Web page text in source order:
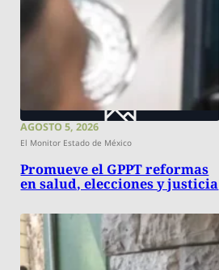
AGOSTO 5, 2026
El Monitor Estado de México
Promueve el GPPT reformas
en salud, elecciones y justicia